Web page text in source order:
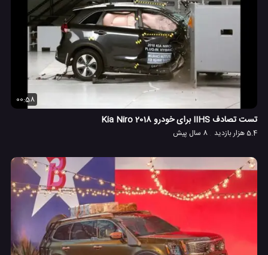
00:58
تست تصادف IIHS برای خودرو 2018 Kia Niro
5.4 هزار بازدید 8 سال پیش